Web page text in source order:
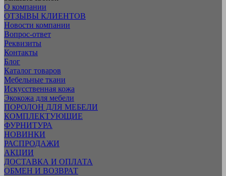
О компании
ОТЗЫВЫ КЛИЕНТОВ
Новости компании
Вопрос-ответ
Реквизиты
Контакты
Блог
Каталог товаров
Мебельные ткани
Искусcтвенная кожа
Экокожа для мебели
ПОРОЛОН ДЛЯ МЕБЕЛИ
КОМПЛЕКТУЮЩИЕ
ФУРНИТУРА
НОВИНКИ
РАСПРОДАЖИ
АКЦИИ
ДОСТАВКА И ОПЛАТА
ОБМЕН И ВОЗВРАТ